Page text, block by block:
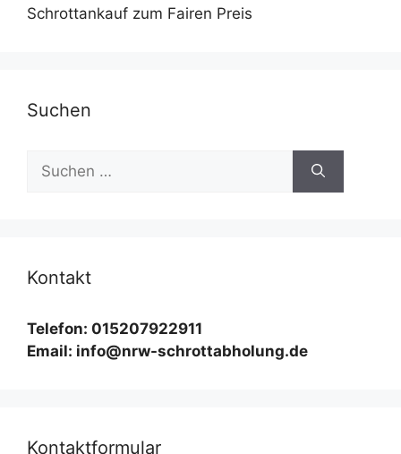
Schrottankauf zum Fairen Preis
Suchen
nach:
Kontakt
Telefon: 015207922911
Email: info@nrw-schrottabholung.de
Kontaktformular